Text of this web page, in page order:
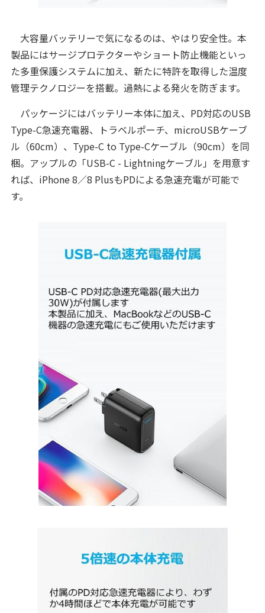
大容量バッテリーで気になるのは、やはり安全性。本
製品にはサージプロテクターやショート防止機能といっ
た多重保護システムに加え、新たに特許を取得した温度
管理テクノロジーを搭載。過熱による発火を防ぎます。
パッケージにはバッテリー本体に加え、PD対応のUSB
Type-C急速充電器、トラベルポーチ、microUSBケーブ
ル（60cm）、Type-C to Type-Cケーブル（90cm）を同
梱。アップルの「USB-C - Lightningケーブル」を用意す
れば、iPhone 8／8 PlusもPDによる急速充電が可能で
す。